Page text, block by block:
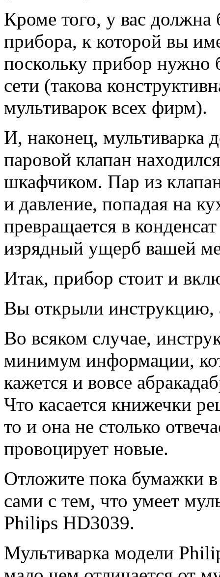
Кроме того, у вас должна
прибора, к которой вы
поскольку прибор нужно
сети (такова
мультиварок всех фирм).
И, наконец, мультиварка
паровой клапан
шкафчиком. Пар из
и давление, попадая на
превращается в
изрядный ущерб вашей
Итак, прибор стоит и
Вы открыли
Во всяком случае,
минимум информации,
кажется и вовсе
Что касается книжечки
то и она не столько
провоцирует новые.
Отложите пока бумажки в
сами с тем, что умеет
Philips HD3039.
Мультиварка модели